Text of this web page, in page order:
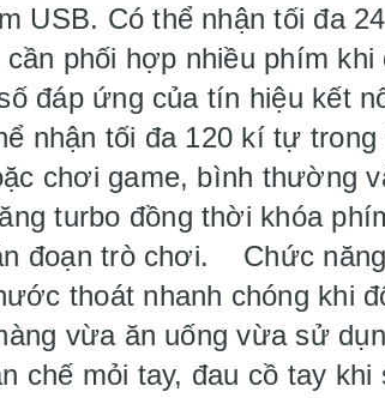
USB. Có thể nhận tối đa
phối hợp nhiều phím
đáp ứng của tín hiệu kết
nhận tối đa 120 kí tự
chơi game, bình thường
turbo đồng thời khóa
đoạn trò chơi. Chức
thoát nhanh chóng khi
vừa ăn uống vừa sử
chế mỏi tay, đau cồ tay